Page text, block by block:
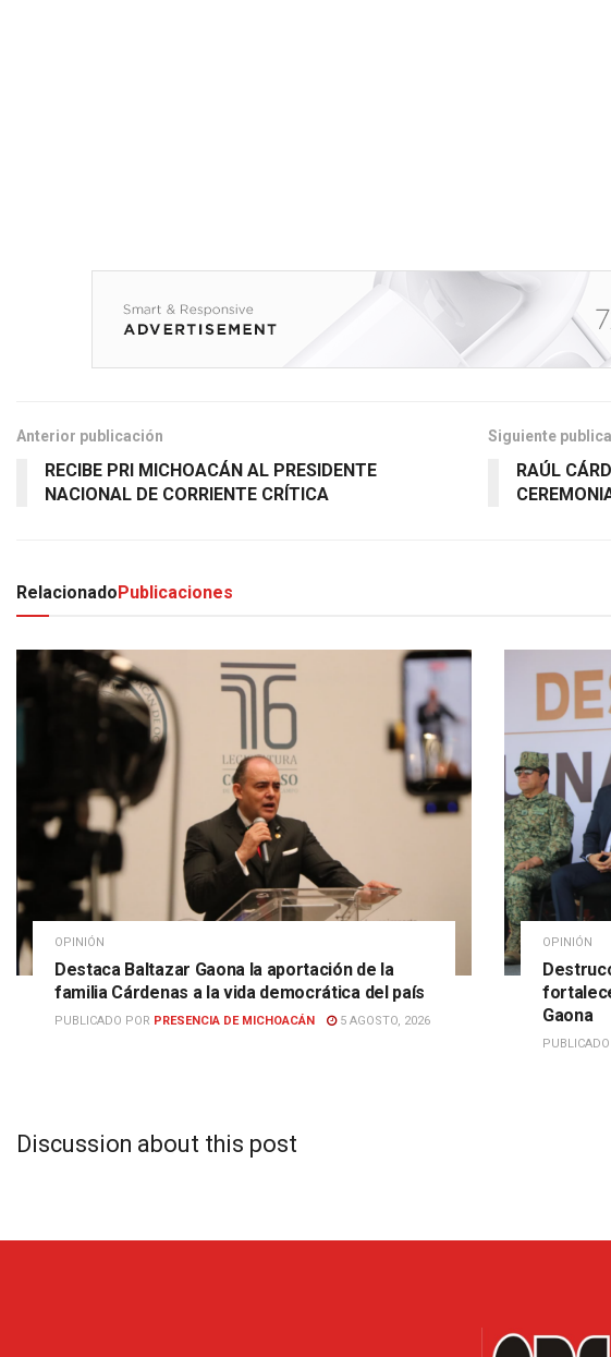
Anterior publicación
RECIBE PRI MICHOACÁN AL PRESIDENTE
NACIONAL DE CORRIENTE CRÍTICA
Siguiente
RAÚL
RelacionadoPublicaciones
OPINIÓN
Destaca Baltazar Gaona la aportación de la
familia Cárdenas a la vida democrática del país
PUBLICADO POR PRESENCIA DE MICHOACÁN 5 AGOSTO, 2026
OPINIÓN
Gaona
Discussion about this post